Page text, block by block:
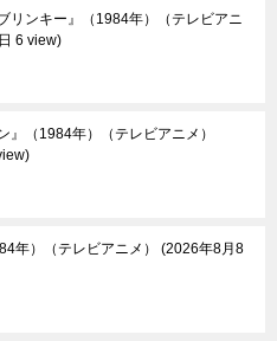
リンキー』（1984年）（テレビアニ
6 view
』（1984年）（テレビアニメ）
年）（テレビアニメ）
2026年8月8